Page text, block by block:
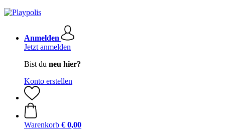
Anmelden
Jetzt anmelden
Bist du neu hier?
Konto erstellen
Warenkorb € 0,00